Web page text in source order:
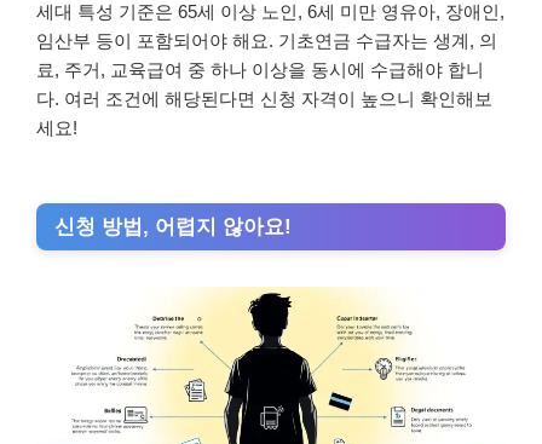
세대 특성 기준은 65세 이상 노인, 6세 미만 영유아, 장애인,
임산부 등이 포함되어야 해요. 기초연금 수급자는 생계, 의
료, 주거, 교육급여 중 하나 이상을 동시에 수급해야 합니
다. 여러 조건에 해당된다면 신청 자격이 높으니 확인해보
세요!
신청 방법, 어렵지 않아요!